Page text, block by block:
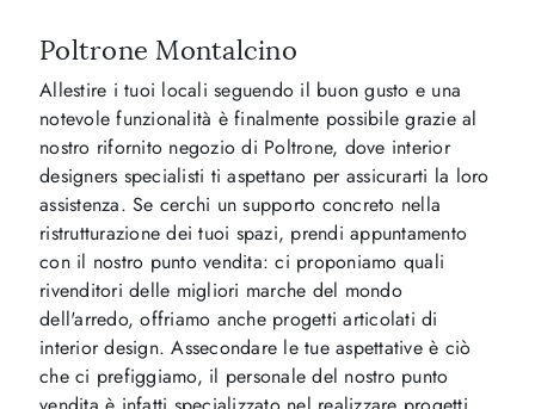
Poltrone Montalcino
Allestire i tuoi locali seguendo il buon gusto e una
notevole funzionalità è finalmente possibile grazie al
nostro rifornito negozio di Poltrone, dove interior
designers specialisti ti aspettano per assicurarti la loro
assistenza. Se cerchi un supporto concreto nella
ristrutturazione dei tuoi spazi, prendi appuntamento
con il nostro punto vendita: ci proponiamo quali
rivenditori delle migliori marche del mondo
dell'arredo, offriamo anche progetti articolati di
interior design. Assecondare le tue aspettative è ciò
che ci prefiggiamo, il personale del nostro punto